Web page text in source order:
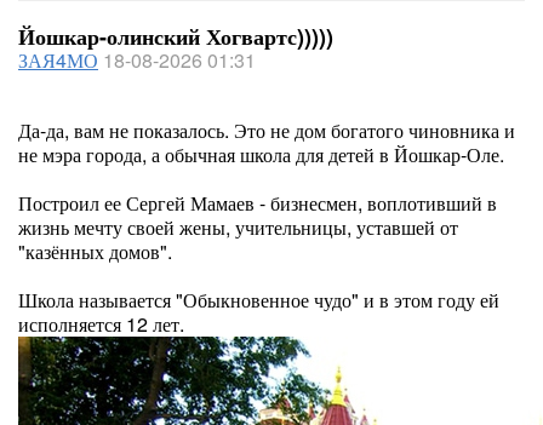
Йошкар-олинский Хогвартс)))))
ЗАЯ4МО 18-08-2026 01:31
Да-да, вам не показалось. Это не дом богатого чиновника и
не мэра города, а обычная школа для детей в Йошкар-Оле.
Построил ее Сергей Мамаев - бизнесмен, воплотивший в
жизнь мечту своей жены, учительницы, уставшей от
"казённых домов".
Школа называется "Обыкновенное чудо" и в этом году ей
исполняется 12 лет.